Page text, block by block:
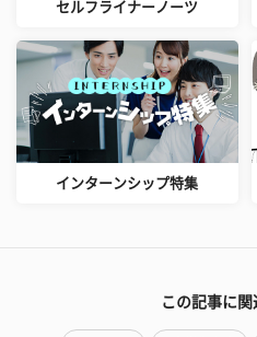
セルフライナーノーツ
インターンシップ特集
この記事に